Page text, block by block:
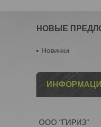
НОВЫЕ
Новинки
ООО "ГИРИЗ"